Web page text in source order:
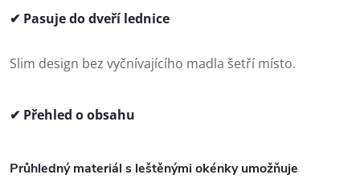
✔ Pasuje do dveří lednice
Slim design bez vyčnívajícího madla šetří místo.
✔ Přehled o obsahu
Průhledný materiál s leštěnými okénky umožňuje